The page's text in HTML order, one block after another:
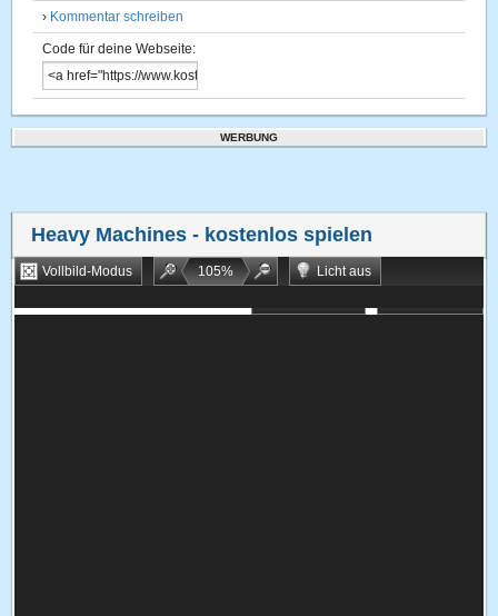
› Kommentar schreiben
Code für deine Webseite:
WERBUNG
Heavy Machines - kostenlos spielen
Vollbild-Modus 105%
Licht aus